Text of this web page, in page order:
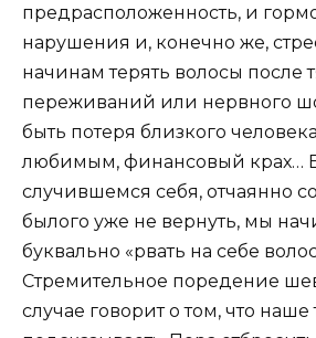
предрасположенность, и
нарушения и, конечно же,
начинам терять волосы после
переживаний или нервного
быть потеря близкого
любимым, финансовый крах…
случившемся себя, отчаянно
былого уже не вернуть, мы
буквально «рвать на себе
Стремительное поредение
случае говорит о том, что наше